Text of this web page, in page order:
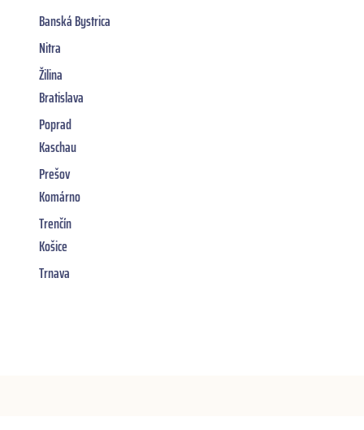
Banská Bystrica
Nitra
Žilina
Bratislava
Poprad
Kaschau
Prešov
Komárno
Trenčín
Košice
Trnava